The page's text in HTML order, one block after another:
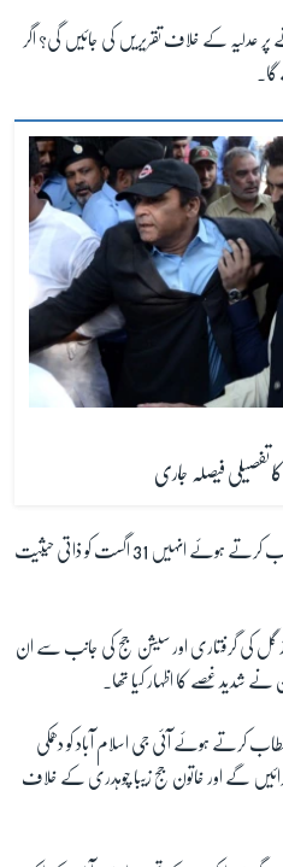
عدلیہ کے خلاف تقریریں کی جائیں گی؟ اگر
تفصیلی فیصلہ جاری
عدالت نے عمران خان کی تقریر کا ریکارڈ طلب کرتے ہوئے انہیں 31 اگست کو ذاتی حیثیت
گل کی گرفتاری اور سیشن جج کی جانب سے ان
نے شدید غصے کا اظہار کیا تھا۔
کرتے ہوئے آئی جی اسلام آباد کو دھمکی
گے اور خاتون جج زیبا چوہدری کے خلاف